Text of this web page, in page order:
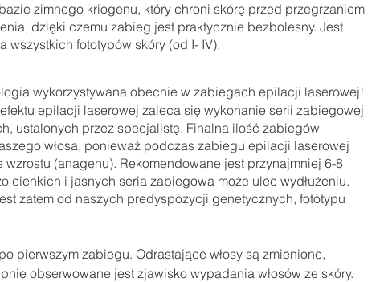
zimnego kriogenu, który chroni skórę przed przegrzaniem
dzięki czemu zabieg jest praktycznie bezbolesny. Jest
wszystkich fototypów skóry (od I- IV).
wykorzystywana obecnie w zabiegach epilacji laserowej!
epilacji laserowej zaleca się wykonanie serii zabiegowej
ustalonych przez specjalistę. Finalna ilość zabiegów
włosa, ponieważ podczas zabiegu epilacji laserowej
wzrostu (anagenu). Rekomendowane jest przynajmniej 6-8
cienkich i jasnych seria zabiegowa może ulec wydłużeniu.
zatem od naszych predyspozycji genetycznych, fototypu
pierwszym zabiegu. Odrastające włosy są zmienione,
obserwowane jest zjawisko wypadania włosów ze skóry.